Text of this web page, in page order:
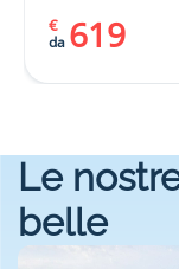
da 619
€
Le
belle